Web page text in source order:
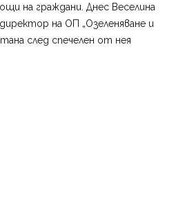
на граждани. Днес Веселина
на ОП „Озеленяване и
след спечелен от нея